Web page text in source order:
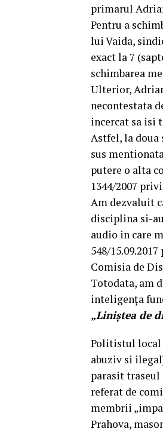
primarul
Pentru a
lui Vaida,
exact la 7
schimbarea
Ulterior,
necontestata
incercat sa isi
Astfel, la doua
sus
putere o alta
1344/2007
Am dezvaluit
disciplina si-
audio in care
548/
Comisia de
Totodata, am
inteligența
„Liniștea de
Politistul local
abuziv si
parasit
referat de
membrii
Prahova,